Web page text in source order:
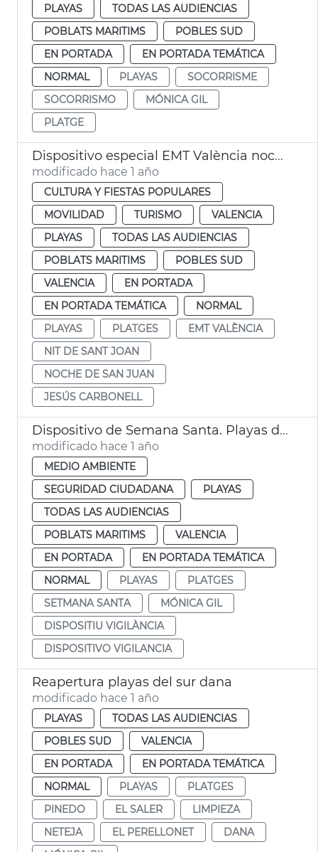
PLAYAS
TODAS LAS AUDIENCIAS
POBLATS MARITIMS
POBLES SUD
EN PORTADA
EN PORTADA TEMÁTICA
NORMAL
PLAYAS
SOCORRISME
SOCORRISMO
MÓNICA GIL
PLATGE
Dispositivo especial EMT València noche San Juan
modificado hace 1 año
CULTURA Y FIESTAS POPULARES
MOVILIDAD
TURISMO
VALENCIA
PLAYAS
TODAS LAS AUDIENCIAS
POBLATS MARITIMS
POBLES SUD
VALENCIA
EN PORTADA
EN PORTADA TEMÁTICA
NORMAL
PLAYAS
PLATGES
EMT VALÈNCIA
NIT DE SANT JOAN
NOCHE DE SAN JUAN
JESÚS CARBONELL
Dispositivo de Semana Santa. Playas de València
modificado hace 1 año
MEDIO AMBIENTE
SEGURIDAD CIUDADANA
PLAYAS
TODAS LAS AUDIENCIAS
POBLATS MARITIMS
VALENCIA
EN PORTADA
EN PORTADA TEMÁTICA
NORMAL
PLAYAS
PLATGES
SETMANA SANTA
MÓNICA GIL
DISPOSITIU VIGILÀNCIA
DISPOSITIVO VIGILANCIA
Reapertura playas del sur dana
modificado hace 1 año
PLAYAS
TODAS LAS AUDIENCIAS
POBLES SUD
VALENCIA
EN PORTADA
EN PORTADA TEMÁTICA
NORMAL
PLAYAS
PLATGES
PINEDO
EL SALER
LIMPIEZA
NETEJA
EL PERELLONET
DANA